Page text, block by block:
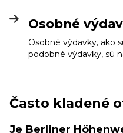
Osobné
Osobné výdavky, ako
podobné výdavky, sú
Často kladené
Je Berliner